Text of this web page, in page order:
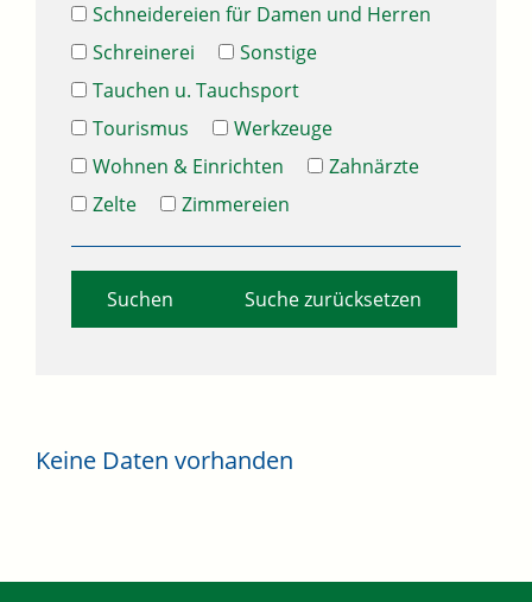
Schneidereien für Damen und Herren
Schreinerei
Sonstige
Tauchen u. Tauchsport
Tourismus
Werkzeuge
Wohnen & Einrichten
Zahnärzte
Zelte
Zimmereien
Suche zurücksetzen
Keine Daten vorhanden